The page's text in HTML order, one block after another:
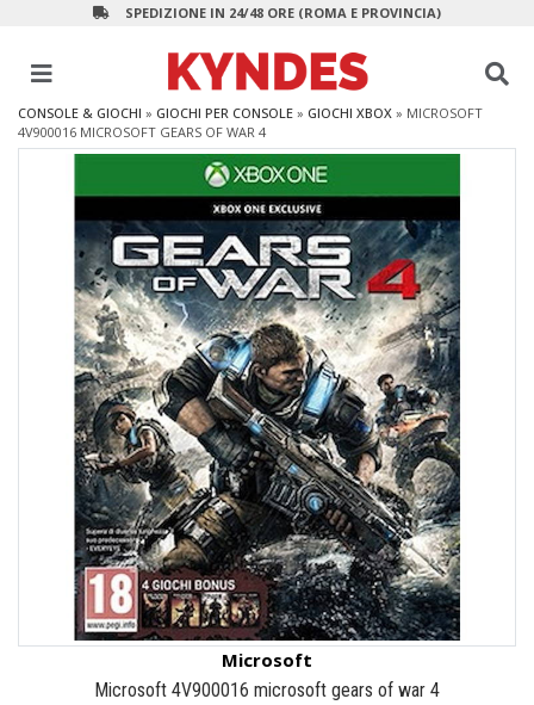
SPEDIZIONE IN 24/48 ORE (ROMA E PROVINCIA)
CONSOLE & GIOCHI » GIOCHI PER CONSOLE » GIOCHI XBOX » MICROSOFT
4V900016 MICROSOFT GEARS OF WAR 4
Microsoft
Microsoft 4V900016 microsoft gears of war 4